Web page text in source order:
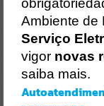
Resultados
Portais
Ambiente de
Serviço
vigor novas
saiba mais.
https://
ormacoes-
comed/static/
Verificar Mais